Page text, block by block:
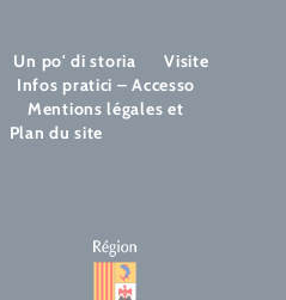
Un po' di storia
Visite
Infos pratici – Accesso
Mentions légales et
Plan du site